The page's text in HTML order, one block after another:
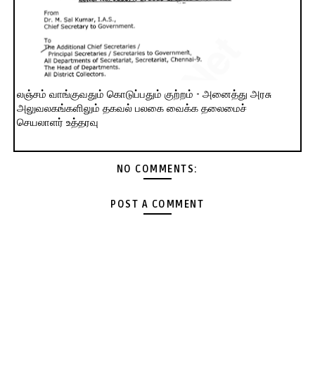
லஞ்சம் வாங்குவதும் கொடுப்பதும் குற்றம் - அனைத்து அரசு
அலுவலகங்களிலும் தகவல் பலகை வைக்க தலைமைச்
செயலாளர் உத்தரவு
NO COMMENTS:
POST A COMMENT